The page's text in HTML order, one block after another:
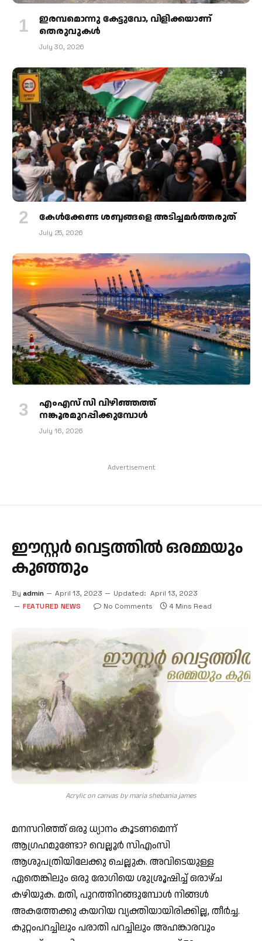
ഇരമ്പമൊന്നു കേട്ടുവോ, വിളിക്കയാണ്
തെരുവുകള്‍
July 30, 2026
കേള്‍ക്കേണ്ട ശബ്ദങ്ങളെ അടിച്ചമര്‍ത്തരുത്
July 25, 2026
എംഎസ് സി വിഴിഞ്ഞത്ത്
നങ്കൂരമുറപ്പിക്കുമ്പോള്‍
July 16, 2026
Advertisement
ഈസ്റ്റർ വെട്ടത്തിൽ ഒരമ്മയും
കുഞ്ഞും
By admin April 13, 2023 Updated: April 13, 2023
FEATURED NEWS
No Comments 4 Mins Read
Acrylic on canvas by maria shebania james
മനസറിഞ്ഞ് ഒരു ധ്യാനം കൂടണമെന്ന്
ആഗ്രഹമുണ്ടോ? വെല്ലൂര്‍ സിഎംസി
ആശുപത്രിയിലേക്കു ചെല്ലുക. അവിടെയുള്ള
ഏതെങ്കിലും ഒരു രോഗിയെ ശുശ്രൂഷിച്ച് ഒരാഴ്ച
കഴിയുക. മതി, പുറത്തിറങ്ങുമ്പോള്‍ നിങ്ങള്‍
അകത്തേക്കു കയറിയ വ്യക്തിയായിരിക്കില്ല, തീര്‍ച്ച.
കുറ്റംപറച്ചിലും പരാതി പറച്ചിലും അഹങ്കാരവും